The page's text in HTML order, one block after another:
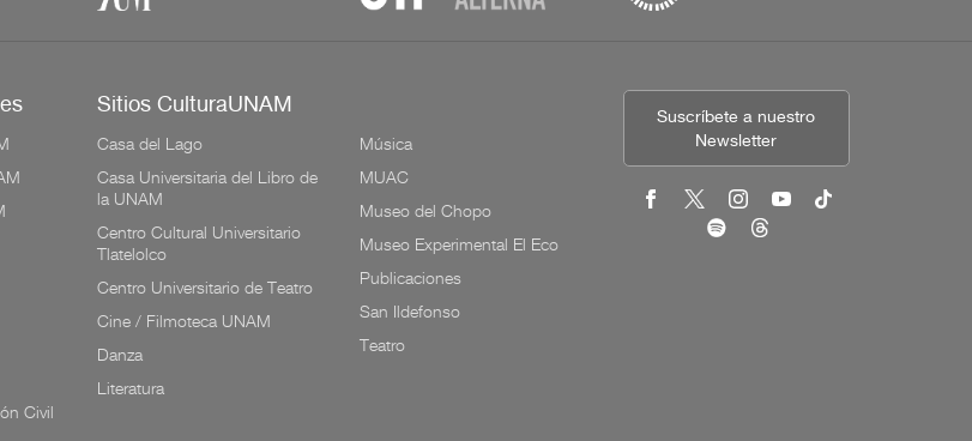
Civil
Sitios CulturaUNAM
Casa del Lago
Casa Universitaria del Libro de
la UNAM
Centro Cultural Universitario
Tlatelolco
Centro Universitario de Teatro
Cine / Filmoteca UNAM
Danza
Literatura
Música
MUAC
Museo del Chopo
Museo Experimental El Eco
Publicaciones
San Ildefonso
Teatro
Suscríbete a nuestro
Newsletter